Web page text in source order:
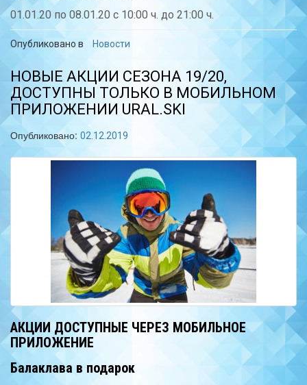
01.01.20 по 08.01.20 с 10:00 ч. до 21:00 ч.
Опубликовано в Новости
НОВЫЕ АКЦИИ СЕЗОНА 19/20,
ДОСТУПНЫ ТОЛЬКО В МОБИЛЬНОМ
ПРИЛОЖЕНИИ URAL.SKI
Опубликовано: 02.12.2019
АКЦИИ ДОСТУПНЫЕ ЧЕРЕЗ МОБИЛЬНОЕ
ПРИЛОЖЕНИЕ
Балаклава в подарок